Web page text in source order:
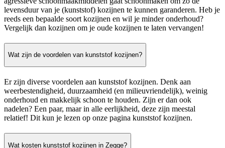
levensduur van je (kunststof) kozijnen te kunnen garanderen. Heb je
reeds een bepaalde soort kozijnen en wil je minder onderhoud?
Vergelijk dan kozijnen om je oude kozijnen te laten vervangen!
Wat zijn de voordelen van kunststof kozijnen?
Er zijn diverse voordelen aan kunststof kozijnen. Denk aan
weerbestendigheid, duurzaamheid (en milieuvriendelijk), weinig
onderhoud en makkelijk schoon te houden. Zijn er dan ook
nadelen? Een paar, maar in alle eerlijkheid, deze zijn meestal
relatief! Dit kun je lezen op onze pagina kunststof kozijnen.
Wat kosten kunststof kozijnen in Zegge?